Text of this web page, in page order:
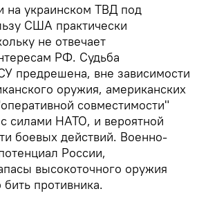
на украинском ТВД под
США практически
не отвечает
РФ. Судьба
предрешена, вне зависимости
оружия, американских
совместимости"
силами НАТО, и вероятной
боевых действий. Военно-
России,
высокоточного оружия
противника.